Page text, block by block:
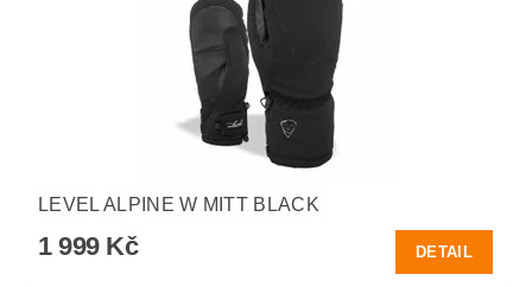
LEVEL ALPINE W MITT BLACK
1 999 Kč DETAIL